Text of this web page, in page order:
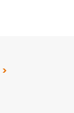
>